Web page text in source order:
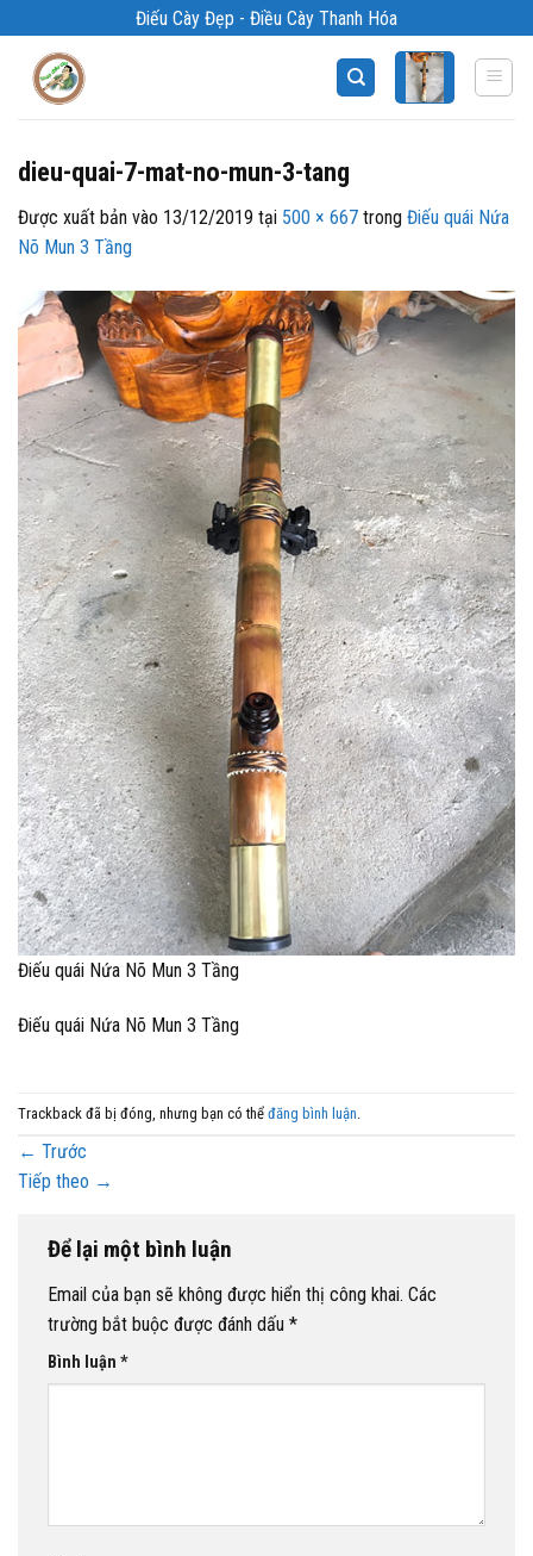
qua
Điếu Cày Đẹp - Điều Cày Thanh Hóa
dieu-quai-7-mat-no-mun-3-tang
Được xuất bản vào 13/12/2019 tại 500 × 667 trong Điếu quái Nứa
Nõ Mun 3 Tầng
Điếu quái Nứa Nõ Mun 3 Tầng
Điếu quái Nứa Nõ Mun 3 Tầng
Trackback đã bị đóng, nhưng bạn có thể đăng bình luận
← Trước
Tiếp theo →
Để lại một bình luận
Email của bạn sẽ không được hiển thị công khai. Các
trường bắt buộc được đánh dấu *
Bình luận *